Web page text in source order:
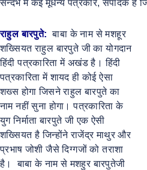
सन्दर्भ में कई मूर्धन्य पत्रकार, संपादक
राहुल बारपुते:
बाबा के नाम से मशहूर
शख्सियत राहुल बारपुते जी का योगदान
हिंदी पत्रकारिता में अखंड है। हिंदी
पत्रकारिता में शायद ही कोई ऐसा
शख्स होगा जिसने राहुल बारपुते का
नाम नहीं सुना होगा। पत्रकारिता के
युग निर्माता बारपुते जी एक ऐसी
शख्सियत है जिन्होंने राजेंद्र माथुर और
प्रभाष जोशी जैसे दिग्गजों को तराशा
है। बाबा के नाम से मशहुर बारपुतेजी